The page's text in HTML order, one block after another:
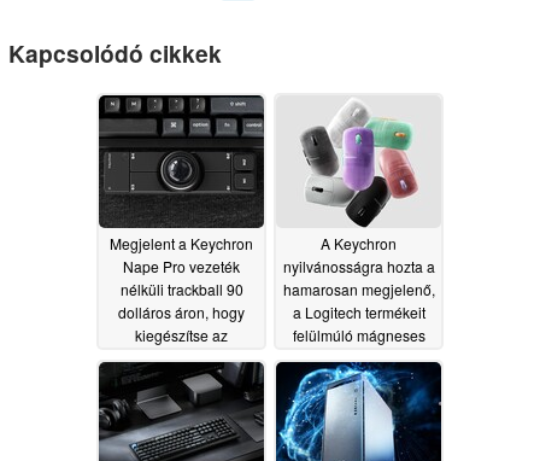
Kapcsolódó cikkek
Megjelent a Keychron
Nape Pro vezeték
nélküli trackball 90
dolláros áron, hogy
kiegészítse az
íróasztali felszerelését
07/31/2026
A Keychron
nyilvánosságra hozta a
hamarosan megjelenő,
a Logitech termékeit
felülmúló mágneses
kapcsolós játékegér
nyílt forráskódú
firmware-jét 07/29/2026